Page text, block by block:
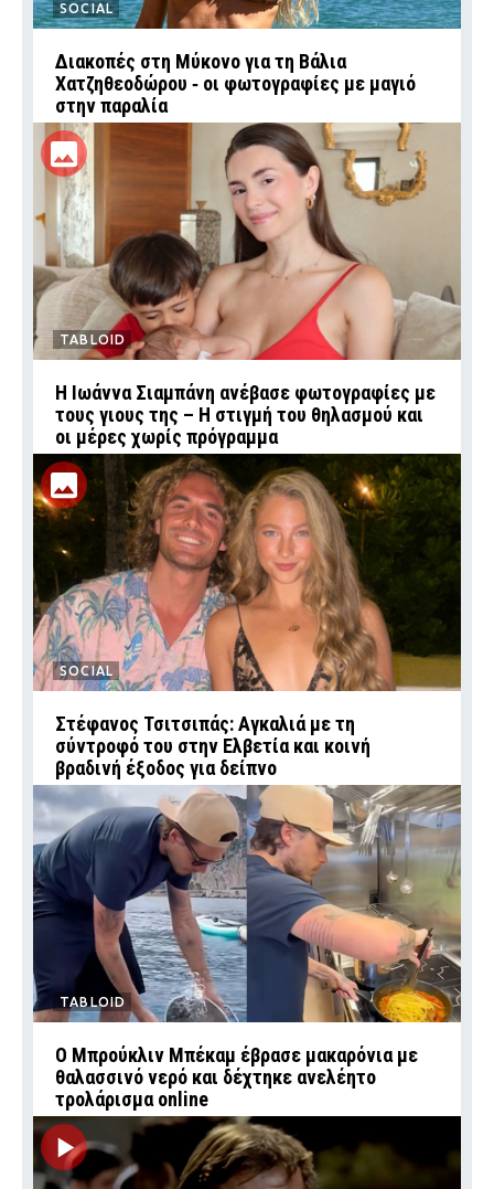
SOCIAL
Διακοπές στη Μύκονο για τη Βάλια
Χατζηθεοδώρου ‑ οι φωτογραφίες με μαγιό
στην παραλία
TABLOID
H Ιωάννα Σιαμπάνη ανέβασε φωτογραφίες με
τους γιους της – Η στιγμή του θηλασμού και
οι μέρες χωρίς πρόγραμμα
SOCIAL
Στέφανος Τσιτσιπάς: Αγκαλιά με τη
σύντροφό του στην Ελβετία και κοινή
βραδινή έξοδος για δείπνο
TABLOID
Ο Μπρούκλιν Μπέκαμ έβρασε μακαρόνια με
θαλασσινό νερό και δέχτηκε ανελέητο
τρολάρισμα online